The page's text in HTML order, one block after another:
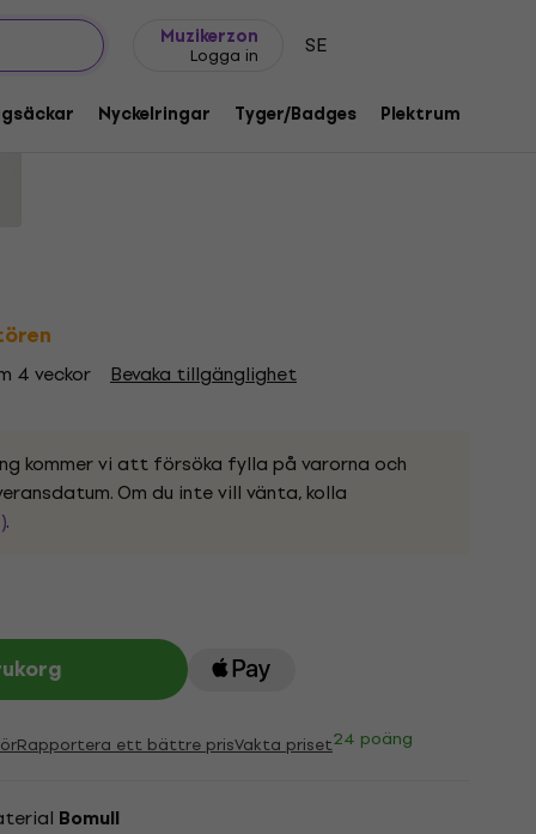
Muzikerzon
Logga in SE
Nyckelringar Tyger/Badges Plektrum
Black 2XL Dam Skjorta
4 veckor Bevaka tillgänglighet
kommer vi att försöka fylla på varorna och
Om du inte vill vänta, kolla
.
Rapportera ett bättre prisVakta priset24 poäng
Bomull